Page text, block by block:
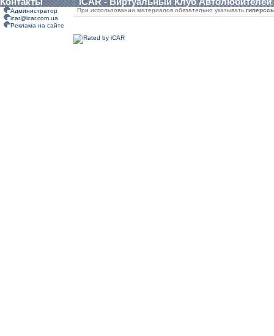
Администратор
icar@icar.com.ua
Реклама на сайте
При использовании материалов обязательно указывать